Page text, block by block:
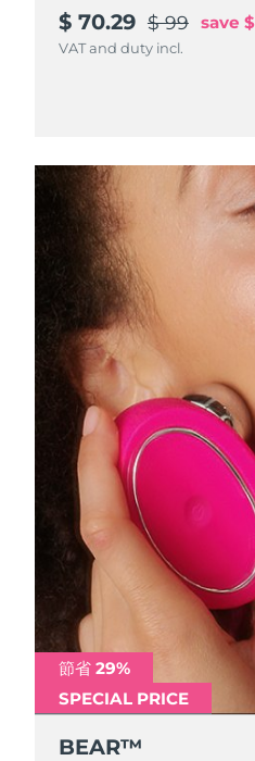
$ 70.29 $ 99 save
VAT and duty incl.
$ 70.29 $ 99 save
VAT and duty incl.
$ 70.29 $ 99 save
VAT and duty incl.
節省 29%
SPECIAL PRICE
BEAR™
節省 29%
SPECIAL PRICE
BEAR™